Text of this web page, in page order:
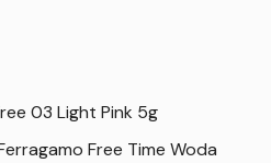
03 Light Pink 5g
Free Time Woda